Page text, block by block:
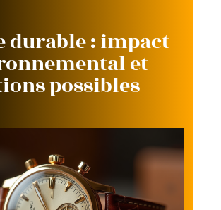
durable : impact
et
possibles